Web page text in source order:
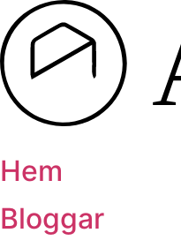
Hoppa
till
innehåll
Hem
Bloggar